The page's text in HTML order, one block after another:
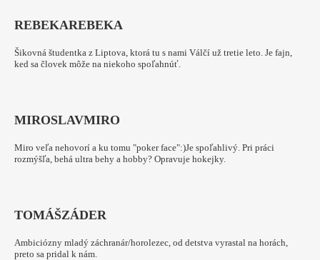
REBEKAREBEKA
Šikovná študentka z Liptova, ktorá tu s nami Válčí už tretie leto. Je fajn,
ked sa človek môže na niekoho spoľahnúť.
MIROSLAVMIRO
Miro veľa nehovorí a ku tomu "poker face":)Je spoľahlivý. Pri práci
rozmýšľa, behá ultra behy a hobby? Opravuje hokejky.
TOMÁŠZÁDER
Ambiciózny mladý záchranár/horolezec, od detstva vyrastal na horách,
preto sa pridal k nám.